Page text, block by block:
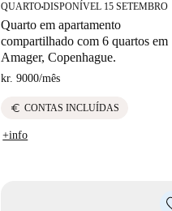
QUARTO■DISPONÍVEL 15 SETEMBRO
Quarto em apartamento
compartilhado com 6 quartos em
Amager, Copenhague.
kr. 9000/mês
euro CONTAS INCLUÍDAS
+info